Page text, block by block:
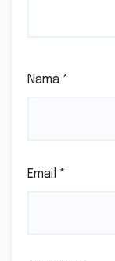
Nama *
Email *